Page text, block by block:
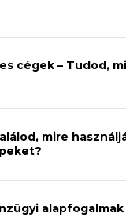
cégek – Tudod,
mire
alapfogalmak